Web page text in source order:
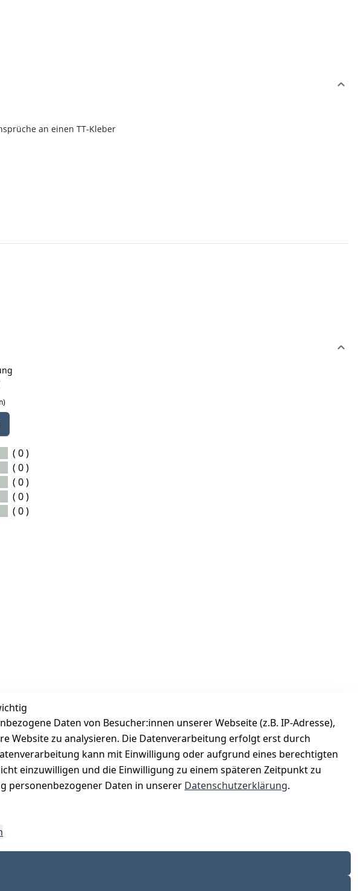
an einen TT-Kleber
( 0 )
( 0 )
( 0 )
( 0 )
( 0 )
Daten von Besucher:innen unserer Webseite (z.B. IP-Adresse),
Website zu analysieren. Die Datenverarbeitung erfolgt erst durch
kann mit Einwilligung oder aufgrund eines berechtigten
einzuwilligen und die Einwilligung zu einem späteren Zeitpunkt zu
personenbezogener Daten in unserer Datenschutzerklärung.
Versanddienstleister
Österreichische Post